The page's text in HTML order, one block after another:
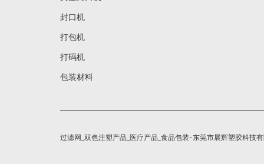
封口机
打包机
打码机
包装材料
过滤网_双色注塑产品_医疗产品_食品包装-东莞市展辉塑胶科技